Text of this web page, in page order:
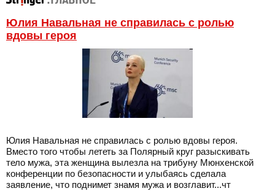
Юлия Навальная не справилась с ролью
вдовы героя
Юлия Навальная не справилась с ролью вдовы героя.
Вместо того чтобы лететь за Полярный круг разыскивать
тело мужа, эта женщина вылезла на трибуну Мюнхенской
конференции по безопасности и улыбаясь сделала
заявление, что поднимет знамя мужа и возглавит...чт